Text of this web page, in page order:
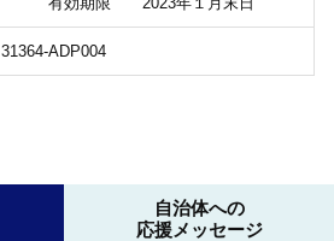
31364-ADP004
自治体への
応援メッセージ